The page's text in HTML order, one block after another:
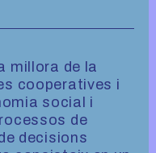
millora de la
cooperatives i
social i
de
decisions